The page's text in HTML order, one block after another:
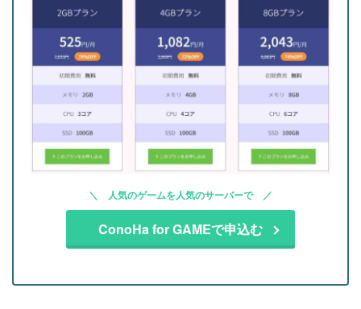
人気のゲームを人気のサーバーで
ConoHa for GAMEで申込む